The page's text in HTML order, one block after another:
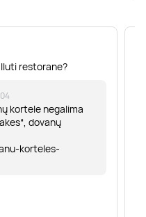
restorane?
kortele negalima
dovanų
korteles-